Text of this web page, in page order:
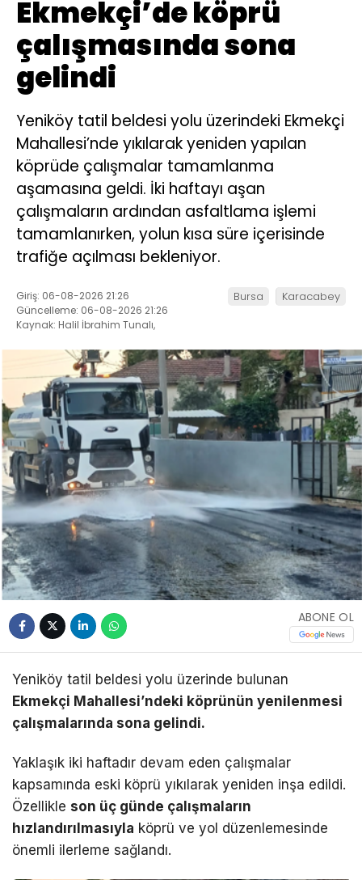
Ekmekçi’de köprü
çalışmasında sona
gelindi
Yeniköy tatil beldesi yolu üzerindeki Ekmekçi
Mahallesi’nde yıkılarak yeniden yapılan
köprüde çalışmalar tamamlanma
aşamasına geldi. İki haftayı aşan
çalışmaların ardından asfaltlama işlemi
tamamlanırken, yolun kısa süre içerisinde
trafiğe açılması bekleniyor.
Giriş: 06-08-2026 21:26
Güncelleme: 06-08-2026 21:26
Kaynak: Halil İbrahim Tunalı,
Bursa Karacabey
ABONE OL
Yeniköy tatil beldesi yolu üzerinde bulunan
Ekmekçi Mahallesi’ndeki köprünün yenilenmesi
çalışmalarında sona gelindi.
Yaklaşık iki haftadır devam eden çalışmalar
kapsamında eski köprü yıkılarak yeniden inşa edildi.
Özellikle son üç günde çalışmaların
hızlandırılmasıyla köprü ve yol düzenlemesinde
önemli ilerleme sağlandı.